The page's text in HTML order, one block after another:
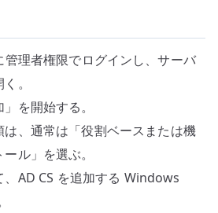
理者権限でログインし、サーバ
。
を開始する。
は、通常は「役割ベースまたは機
ル」を選ぶ。
AD CS を追加する Windows